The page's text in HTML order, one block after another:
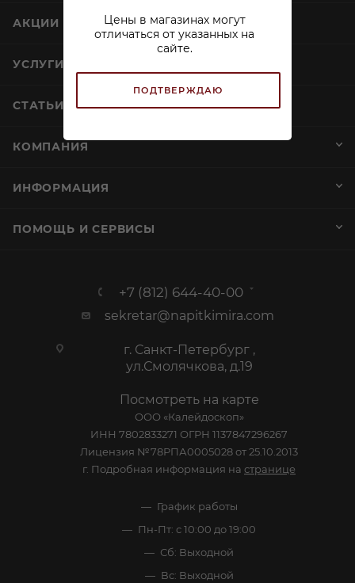
Цены в магазинах могут
отличаться от указанных на
сайте.
ПОДТВЕРЖДАЮ
АКЦИИ
УСЛУГИ
СТАТЬИ
КОМПАНИЯ
ИНФОРМАЦИЯ
ПОМОЩЬ И СЕРВИСЫ
+7 (812) 644-40-00
sekretar@napitkimira.com
г. Санкт-Петербург ,
ул.Смолячкова, д.19
Посмотреть на карте
ООО «Калейдоскоп»
ИНН 7802833271 ОГРН 1137847296267
Лицензия №78РПА0005028 от 25.10.2013
г. Подробная информация на странице
График работы
Пн-Пт: с 10:00 до 19:00
Сб: Выходной
Вс: Выходной